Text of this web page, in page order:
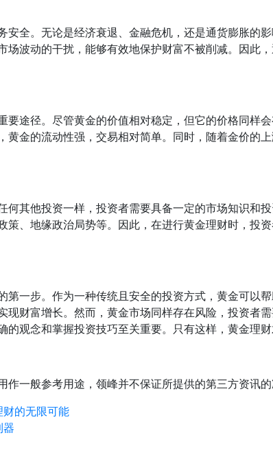
安全。无论是经济衰退、金融危机，还是通货膨胀的
场波动的干扰，能够有效地保护财富不被削减。因此
要途径。尽管黄金的价值相对稳定，但它的价格同样
黄金的流动性强，交易相对简单。同时，随着金价的
何其他投资一样，投资者需要具备一定的市场知识和
策、地缘政治局势等。因此，在进行黄金理财时，投
第一步。作为一种传统且安全的投资方式，黄金可以
现财富增长。然而，黄金市场同样存在风险，投资者
的观念和掌握投资技巧至关重要。只有这样，黄金理
作一般参考用途，领峰并不保证所提供的第三方资讯
的无限可能
器